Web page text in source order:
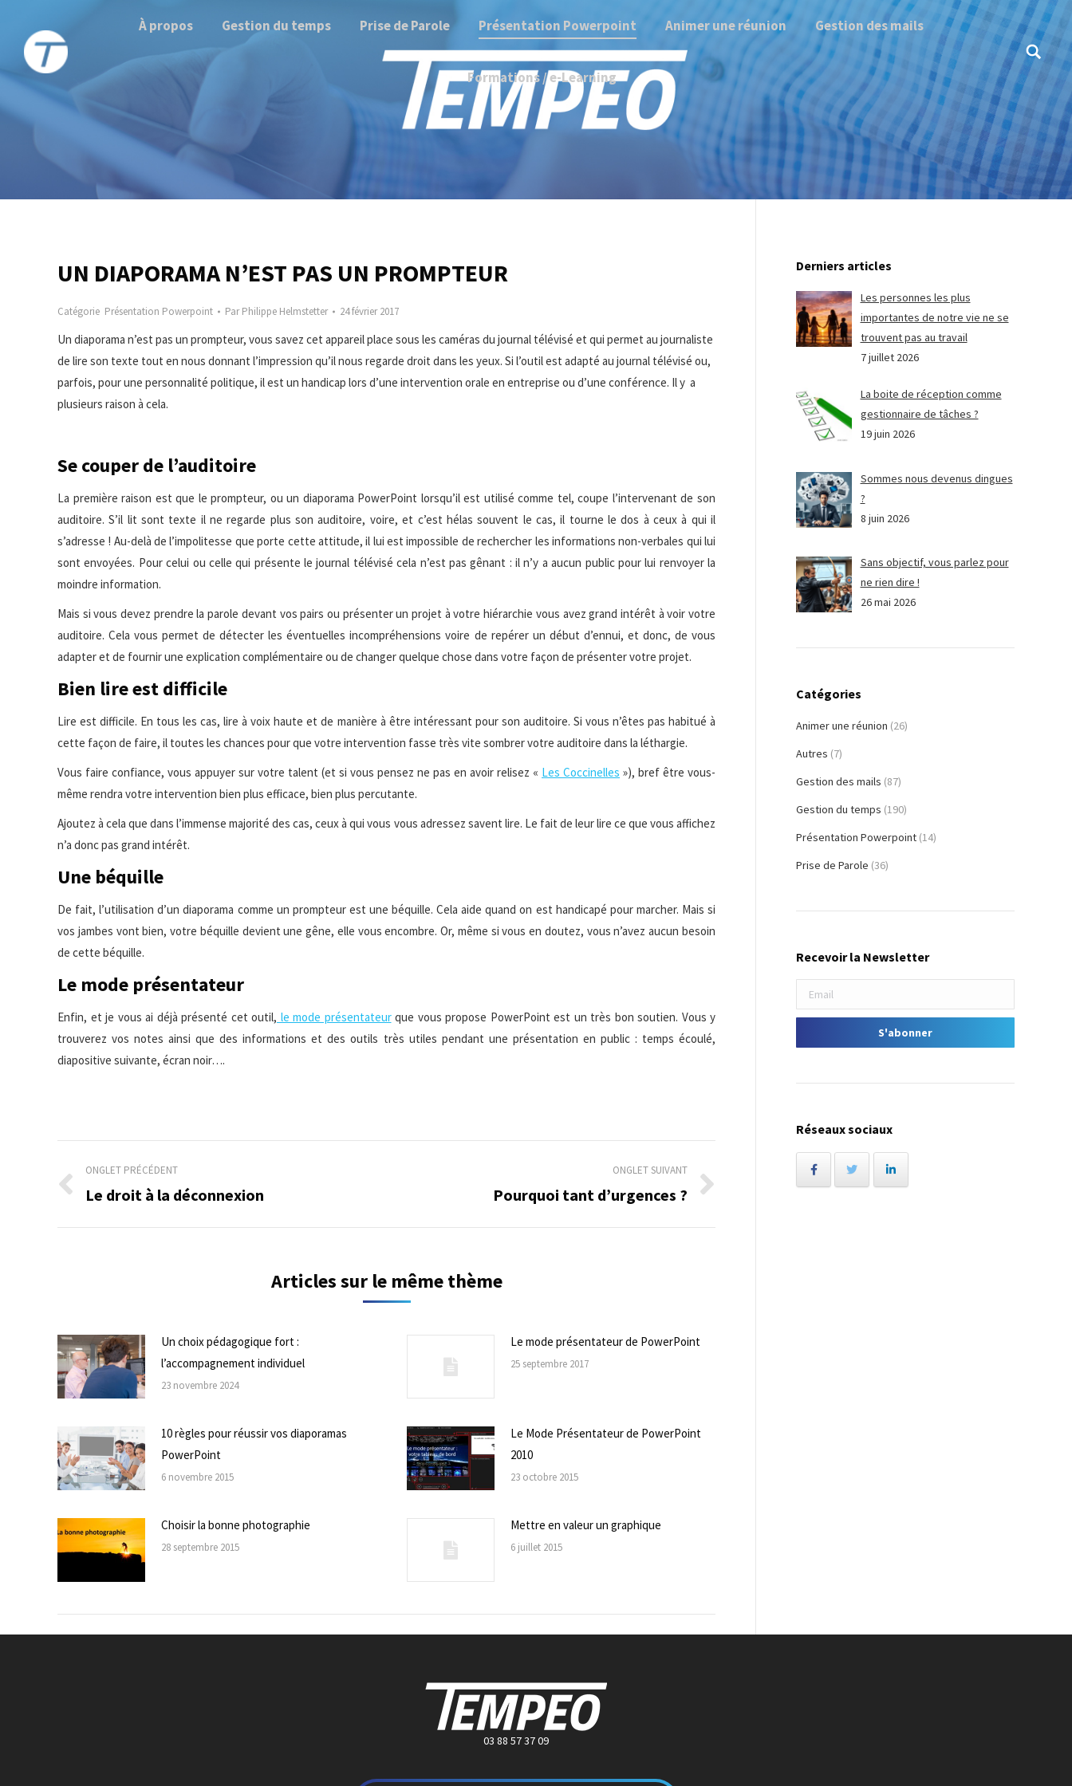
À propos Gestion du temps Prise de Parole Présentation Powerpoint Animer une réunion Gestion des mails
Formations / e-Learning
Search:
UN DIAPORAMA N’EST PAS UN PROMPTEUR
Catégorie Présentation Powerpoint ParPhilippe Helmstetter 24 février 2017
Un diaporama n’est pas un prompteur, vous savez cet appareil place sous les caméras du journal télévisé et qui permet au journaliste
de lire son texte tout en nous donnant l’impression qu’il nous regarde droit dans les yeux. Si l’outil est adapté au journal télévisé ou,
parfois, pour une personnalité politique, il est un handicap lors d’une intervention orale en entreprise ou d’une conférence. Il y a
plusieurs raison à cela.
Se couper de l’auditoire
La première raison est que le prompteur, ou un diaporama PowerPoint lorsqu’il est utilisé comme tel, coupe l’intervenant de son
auditoire. S’il lit sont texte il ne regarde plus son auditoire, voire, et c’est hélas souvent le cas, il tourne le dos à ceux à qui il
s’adresse ! Au-delà de l’impolitesse que porte cette attitude, il lui est impossible de rechercher les informations non-verbales qui lui
sont envoyées. Pour celui ou celle qui présente le journal télévisé cela n’est pas gênant : il n’y a aucun public pour lui renvoyer la
moindre information.
Mais si vous devez prendre la parole devant vos pairs ou présenter un projet à votre hiérarchie vous avez grand intérêt à voir votre
auditoire. Cela vous permet de détecter les éventuelles incompréhensions voire de repérer un début d’ennui, et donc, de vous
adapter et de fournir une explication complémentaire ou de changer quelque chose dans votre façon de présenter votre projet.
Bien lire est difficile
Lire est difficile. En tous les cas, lire à voix haute et de manière à être intéressant pour son auditoire. Si vous n’êtes pas habitué à
cette façon de faire, il toutes les chances pour que votre intervention fasse très vite sombrer votre auditoire dans la léthargie.
Vous faire confiance, vous appuyer sur votre talent (et si vous pensez ne pas en avoir relisez « Les Coccinelles »), bref être vous-
même rendra votre intervention bien plus efficace, bien plus percutante.
Ajoutez à cela que dans l’immense majorité des cas, ceux à qui vous vous adressez savent lire. Le fait de leur lire ce que vous affichez
n’a donc pas grand intérêt.
Une béquille
De fait, l’utilisation d’un diaporama comme un prompteur est une béquille. Cela aide quand on est handicapé pour marcher. Mais si
vos jambes vont bien, votre béquille devient une gêne, elle vous encombre. Or, même si vous en doutez, vous n’avez aucun besoin
de cette béquille.
Le mode présentateur
Enfin, et je vous ai déjà présenté cet outil, le mode présentateurque vous propose PowerPoint est un très bon soutien. Vous y
trouverez vos notes ainsi que des informations et des outils très utiles pendant une présentation en public : temps écoulé,
diapositive suivante, écran noir….
Navigation
de
commentaire
ONGLET PRÉCÉDENT
Onglet
Le droit à la déconnexion
ONGLET SUIVANT
Pourquoi tant d’urgences ?
Articles sur le même thème
Un choix pédagogique fort :
l’accompagnement individuel
23 novembre 2024
Le mode présentateur de PowerPoint
25 septembre 2017
10 règles pour réussir vos diaporamas
PowerPoint
6 novembre 2015
Le Mode Présentateur de PowerPoint
2010
23 octobre 2015
Choisir la bonne photographie
28 septembre 2015
Mettre en valeur un graphique
6 juillet 2015
Derniers articles
Les personnes les plus
importantes de notre vie ne se
trouvent pas au travail
7 juillet 2026
La boite de réception comme
gestionnaire de tâches ?
19 juin 2026
Sommes nous devenus dingues
?
8 juin 2026
Sans objectif, vous parlez pour
ne rien dire !
26 mai 2026
Catégories
Animer une réunion (26)
Autres (7)
Gestion des mails (87)
Gestion du temps (190)
Présentation Powerpoint (14)
Prise de Parole (36)
Recevoir la Newsletter
Réseaux sociaux
03 88 57 37 09